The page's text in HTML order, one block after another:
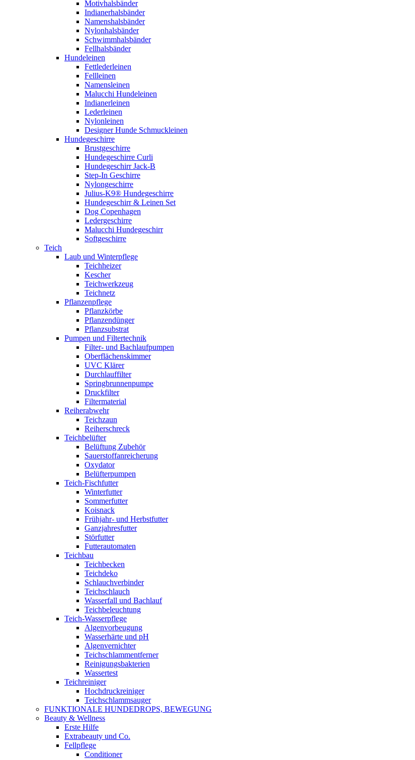
Motivhalsbänder
Indianerhalsbänder
Namenshalsbänder
Nylonhalsbänder
Schwimmhalsbänder
Fellhalsbänder
Hundeleinen
Fettlederleinen
Fellleinen
Namensleinen
Malucchi Hundeleinen
Indianerleinen
Lederleinen
Nylonleinen
Designer Hunde Schmuckleinen
Hundegeschirre
Brustgeschirre
Hundegeschirre Curli
Hundegeschirr Jack-B
Step-In Geschirre
Nylongeschirre
Julius-K9® Hundegeschirre
Hundegeschirr & Leinen Set
Dog Copenhagen
Ledergeschirre
Malucchi Hundegeschirr
Softgeschirre
Teich
Laub und Winterpflege
Teichheizer
Kescher
Teichwerkzeug
Teichnetz
Pflanzenpflege
Pflanzkörbe
Pflanzendünger
Pflanzsubstrat
Pumpen und Filtertechnik
Filter- und Bachlaufpumpen
Oberflächenskimmer
UVC Klärer
Durchlauffilter
Springbrunnenpumpe
Druckfilter
Filtermaterial
Reiherabwehr
Teichzaun
Reiherschreck
Teichbelüfter
Belüftung Zubehör
Sauerstoffanreicherung
Oxydator
Belüfterpumpen
Teich-Fischfutter
Winterfutter
Sommerfutter
Koisnack
Frühjahr- und Herbstfutter
Ganzjahresfutter
Störfutter
Futterautomaten
Teichbau
Teichbecken
Teichdeko
Schlauchverbinder
Teichschlauch
Wasserfall und Bachlauf
Teichbeleuchtung
Teich-Wasserpflege
Algenvorbeugung
Wasserhärte und pH
Algenvernichter
Teichschlammentferner
Reinigungsbakterien
Wassertest
Teichreiniger
Hochdruckreiniger
Teichschlammsauger
FUNKTIONALE HUNDEDROPS, BEWEGUNG
Beauty & Wellness
Erste Hilfe
Extrabeauty und Co.
Fellpflege
Conditioner